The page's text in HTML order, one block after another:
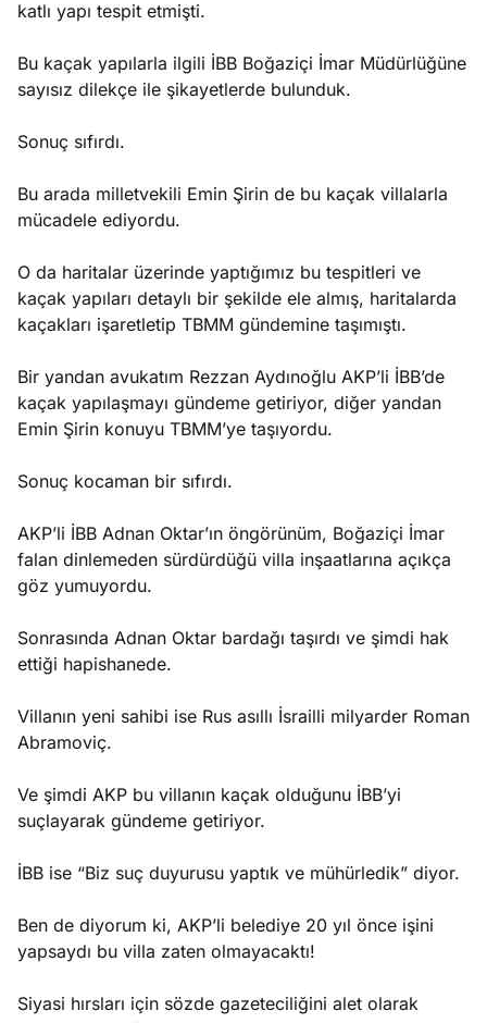
katlı yapı tespit etmişti.
Bu kaçak yapılarla ilgili İBB Boğaziçi İmar Müdürlüğüne
sayısız dilekçe ile şikayetlerde bulunduk.
Sonuç sıfırdı.
Bu arada milletvekili Emin Şirin de bu kaçak villalarla
mücadele ediyordu.
O da haritalar üzerinde yaptığımız bu tespitleri ve
kaçak yapıları detaylı bir şekilde ele almış, haritalarda
kaçakları işaretletip TBMM gündemine taşımıştı.
Bir yandan avukatım Rezzan Aydınoğlu AKP’li İBB’de
kaçak yapılaşmayı gündeme getiriyor, diğer yandan
Emin Şirin konuyu TBMM’ye taşıyordu.
Sonuç kocaman bir sıfırdı.
AKP’li İBB Adnan Oktar’ın öngörünüm, Boğaziçi İmar
falan dinlemeden sürdürdüğü villa inşaatlarına açıkça
göz yumuyordu.
Sonrasında Adnan Oktar bardağı taşırdı ve şimdi hak
ettiği hapishanede.
Villanın yeni sahibi ise Rus asıllı İsrailli milyarder Roman
Abramoviç.
Ve şimdi AKP bu villanın kaçak olduğunu İBB’yi
suçlayarak gündeme getiriyor.
İBB ise “Biz suç duyurusu yaptık ve mühürledik” diyor.
Ben de diyorum ki, AKP’li belediye 20 yıl önce işini
yapsaydı bu villa zaten olmayacaktı!
Siyasi hırsları için sözde gazeteciliğini alet olarak